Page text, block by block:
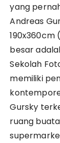
yang
Andreas
190x360cm
besar
Sekolah
memiliki
Gursky
ruang